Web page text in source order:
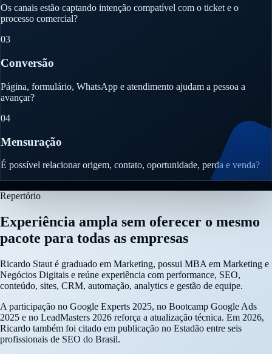
Os canais estão captando intenção compatível com o ticket e o
processo comercial?
03
Conversão
Página, formulário, WhatsApp e atendimento ajudam a pessoa a
avançar?
04
Mensuração
É possível relacionar origem, contato, oportunidade, perda e venda?
Repertório
Experiência ampla sem oferecer o mesmo
pacote para todas as empresas
Ricardo Staut é graduado em Marketing, possui MBA em Marketing e
Negócios Digitais e reúne experiência com performance, SEO,
conteúdo, sites, CRM, automação, analytics e gestão de equipe.
A participação no Google Experts 2025, no Bootcamp Google Ads
2025 e no LeadMasters 2026 reforça a atualização técnica. Em 2026,
Ricardo também foi citado em publicação no Estadão entre seis
profissionais de SEO do Brasil.